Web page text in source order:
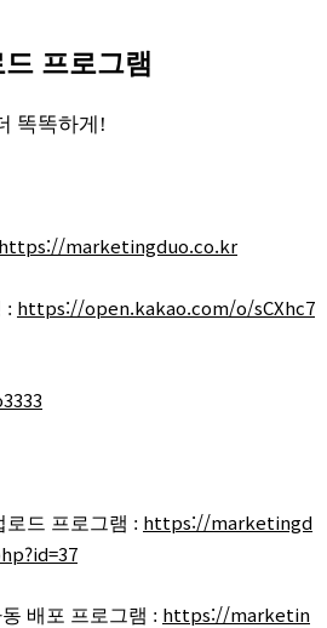
프로그램
똑똑하게!
https://marketingduo.co.kr
: https://open.kakao.com/o/sCXhc7
드 프로그램 : https://marketingd
배포 프로그램 : https://marketin